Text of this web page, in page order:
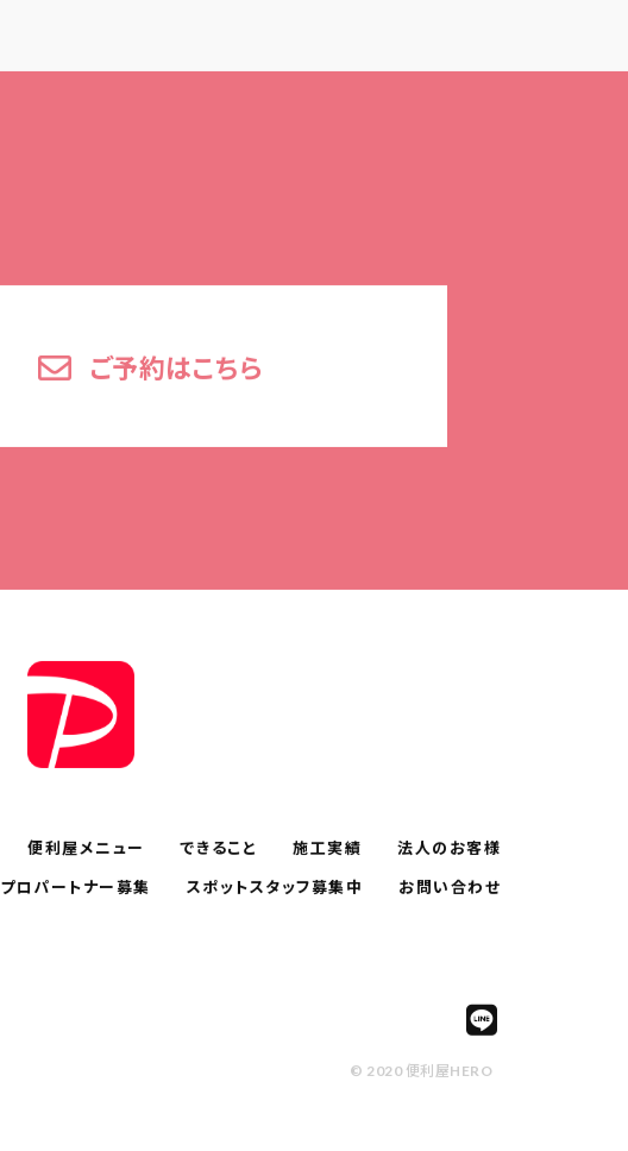
ご予約はこちら
便利屋メニュー できること 施工実績 法人のお客様
プロパートナー募集 スポットスタッフ募集中 お問い合わせ
© 2020 便利屋HERO